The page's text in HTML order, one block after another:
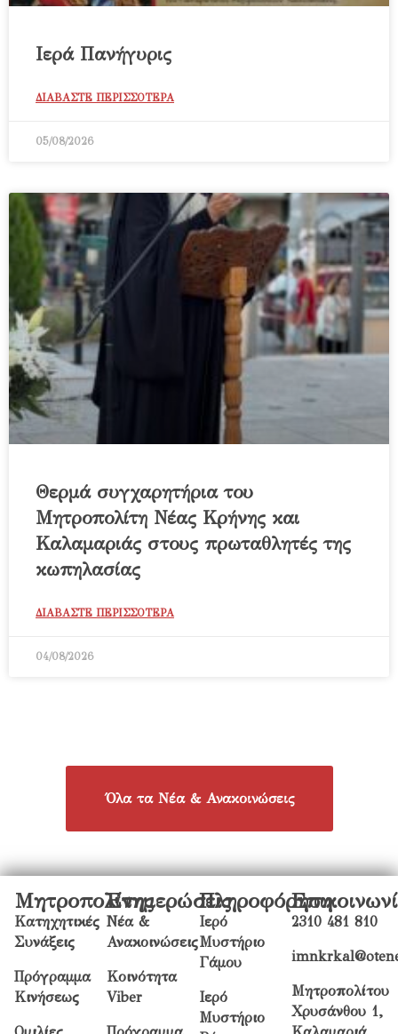
Ιερά Πανήγυρις
ΔΙΑΒΑΣΤΕ ΠΕΡΙΣΣΟΤΕΡΑ
05/08/2026
Θερμά συγχαρητήρια του
Μητροπολίτη Νέας Κρήνης και
Καλαμαριάς στους πρωταθλητές της
κωπηλασίας
ΔΙΑΒΑΣΤΕ ΠΕΡΙΣΣΟΤΕΡΑ
04/08/2026
Όλα τα Νέα & Ανακοινώσεις
Μητροπολίτης
Κατηχητικές
Συνάξεις
Πρόγραμμα
Κινήσεως
Ενημερώσεις
Νέα &
Ανακοινώσεις
Κοινότητα
Viber
Πληροφόρηση
Ιερό
Μυστήριο
Γάμου
Ιερό
Μυστήριο
2310 481 810
Μητροπολίτου
Χρυσάνθου 1,